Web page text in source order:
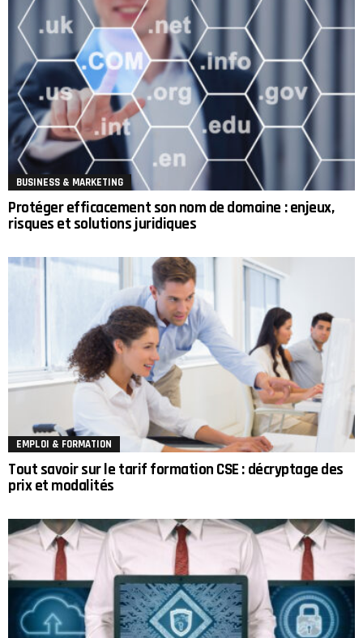
BUSINESS & MARKETING
Protéger efficacement son nom de domaine : enjeux,
risques et solutions juridiques
EMPLOI & FORMATION
Tout savoir sur le tarif formation CSE : décryptage des
prix et modalités